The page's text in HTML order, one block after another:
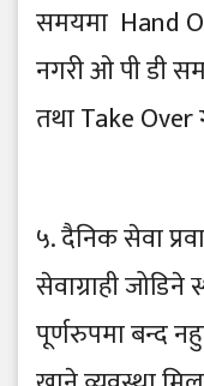
समयमा Hand
नगरी ओ पी डी
तथा Take Over
५. दैनिक सेवा
सेवाग्राही
पूर्णरुपमा बन्द